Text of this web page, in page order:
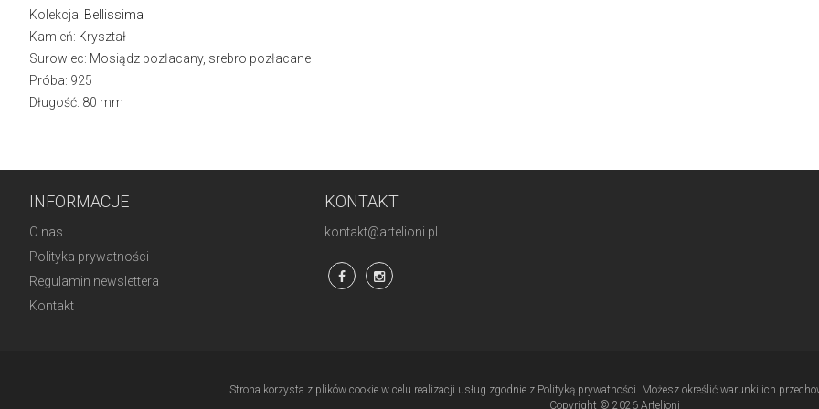
Kolekcja: Bellissima
Kamień: Kryształ
Surowiec: Mosiądz pozłacany, srebro pozłacane
Próba: 925
Długość: 80 mm
INFORMACJE
O nas
Polityka prywatności
Regulamin newslettera
Kontakt
KONTAKT
kontakt@artelioni.pl
Strona korzysta z plików cookie w celu realizacji usług zgodnie z Polityką prywatności. Możesz określić warunki ich
Copyright © 2026 Artelioni